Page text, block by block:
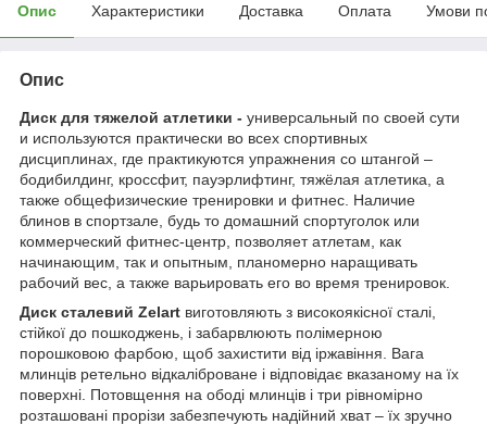
Опис Характеристики Доставка Оплата Умови
Опис
Диск для тяжелой атлетики - универсальный по своей сути
и используются практически во всех спортивных
дисциплинах, где практикуются упражнения со штангой –
бодибилдинг, кроссфит, пауэрлифтинг, тяжёлая атлетика, а
также общефизические тренировки и фитнес. Наличие
блинов в спортзале, будь то домашний спортуголок или
коммерческий фитнес-центр, позволяет атлетам, как
начинающим, так и опытным, планомерно наращивать
рабочий вес, а также варьировать его во время тренировок.
Диск сталевий Zelart виготовляють з високоякісної сталі,
стійкої до пошкоджень, і забарвлюють полімерною
порошковою фарбою, щоб захистити від іржавіння. Вага
млинців ретельно відкаліброване і відповідає вказаному на їх
поверхні. Потовщення на ободі млинців і три рівномірно
розташовані прорізи забезпечують надійний хват – їх зручно